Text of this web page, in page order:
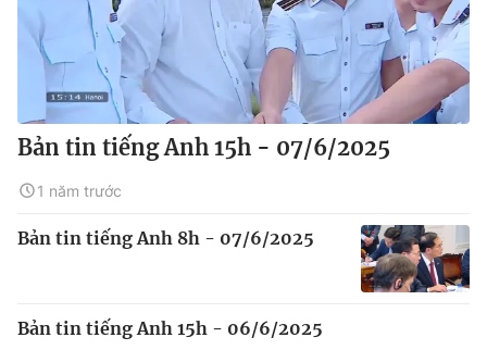
Bản tin tiếng Anh 15h - 07/6/2025
1 năm trước
Bản tin tiếng Anh 8h - 07/6/2025
Bản tin tiếng Anh 15h - 06/6/2025